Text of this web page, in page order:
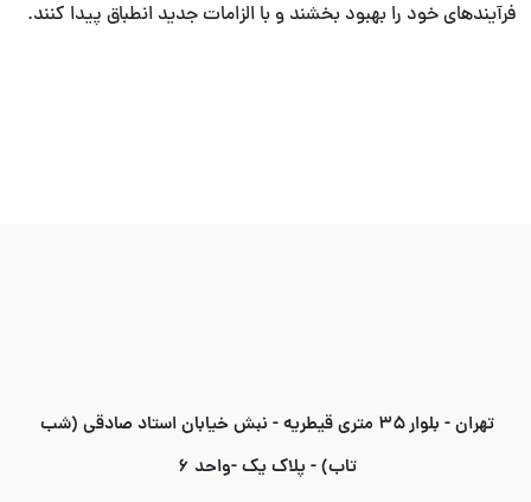
فرآیندهای خود را بهبود بخشند و با الزامات جدید انطباق پیدا کنند.
تهران - بلوار ۳۵ متری قیطریه - نبش خیابان استاد صادقی (شب
تاب) - پلاک یک -واحد ۶